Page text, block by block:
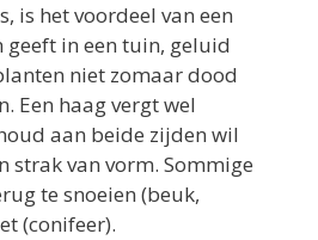
is het voordeel van een
geeft in een tuin, geluid
niet zomaar dood
Een haag vergt wel
aan beide zijden wil
strak van vorm. Sommige
te snoeien (beuk,
(conifeer).